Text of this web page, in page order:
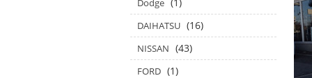
Dodge
DAIHATSU (16)
NISSAN (43)
FORD (1)